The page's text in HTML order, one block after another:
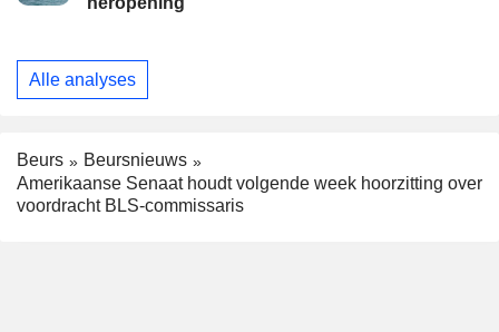
Alle analyses
Beurs
Beursnieuws
Amerikaanse Senaat houdt volgende week hoorzitting over
voordracht BLS-commissaris